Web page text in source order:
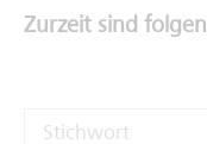
Zurzeit sind